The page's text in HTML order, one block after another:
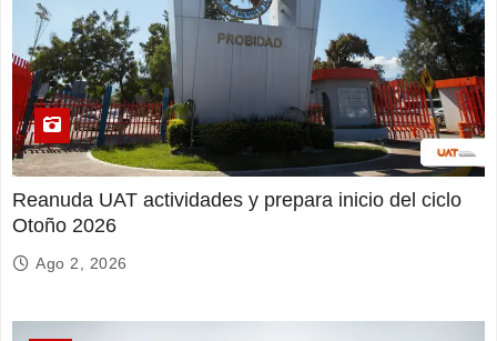
Reanuda UAT actividades y prepara inicio del ciclo
Otoño 2026
Ago 2, 2026